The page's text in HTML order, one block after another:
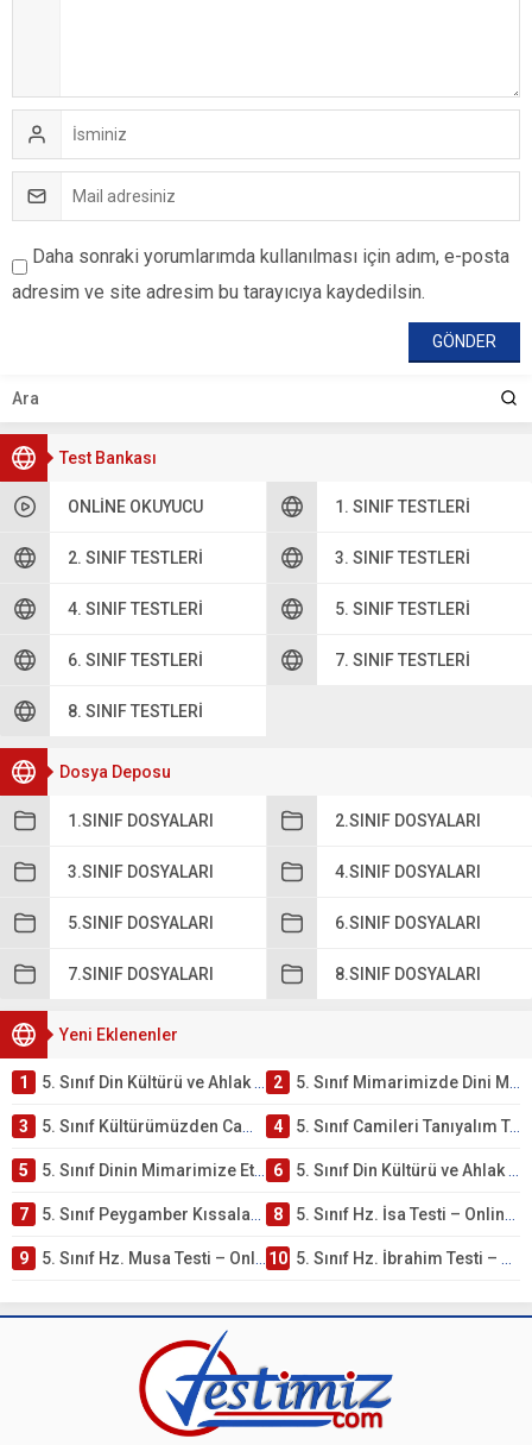
Test Bankası
ONLINE OKUYUCU 1. SINIF TESTLERI
2. SINIF TESTLERI 3. SINIF TESTLERI
4. SINIF TESTLERI 5. SINIF TESTLERI
6. SINIF TESTLERI 7. SINIF TESTLERI
8. SINIF TESTLERI
Dosya Deposu
1.SINIF DOSYALARI 2.SINIF DOSYALARI
3.SINIF DOSYALARI 4.SINIF DOSYALARI
5.SINIF DOSYALARI 6.SINIF DOSYALARI
7.SINIF DOSYALARI 8.SINIF DOSYALARI
Yeni Eklenenler
1 5. Sınıf Din Kültürü ve Ahlak Bilgisi 4. Ünite: Mimarimizde Dini Motifler Çalışmaları 2 5. Sınıf Mimarimizde Dini Motifler Ünite Testi – Online Çöz
3 5. Sınıf Kültürümüzden Cami Örnekleri Testi – Online Çöz 4 5. Sınıf Camileri Tanıyalım Testi – Online Çöz
5 5. Sınıf Dinin Mimarimize Etkisi Testi – Online Çöz 6 5. Sınıf Din Kültürü ve Ahlak Bilgisi 4. Ünite: Peygamber Kıssaları Çalışmaları
7 5. Sınıf Peygamber Kıssaları Ünite Testi – Online Çöz 8 5. Sınıf Hz. İsa Testi – Online Çöz
9 5. Sınıf Hz. Musa Testi – Online Çöz 10 5. Sınıf Hz. İbrahim Testi – Online Çöz
Daha sonraki yorumlarımda kullanılması için adım, e-posta
adresim ve site adresim bu tarayıcıya kaydedilsin.